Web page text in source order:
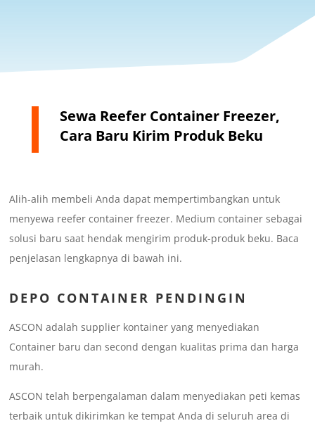
Sewa Reefer Container Freezer,
Cara Baru Kirim Produk Beku
Alih-alih membeli Anda dapat mempertimbangkan untuk
menyewa reefer container freezer. Medium container sebagai
solusi baru saat hendak mengirim produk-produk beku. Baca
penjelasan lengkapnya di bawah ini.
DEPO CONTAINER PENDINGIN
ASCON adalah supplier kontainer yang menyediakan
Container baru dan second dengan kualitas prima dan harga
murah.
ASCON telah berpengalaman dalam menyediakan peti kemas
terbaik untuk dikirimkan ke tempat Anda di seluruh area di